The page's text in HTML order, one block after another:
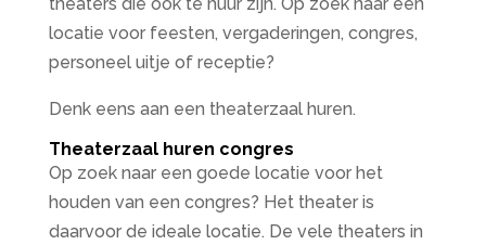
locatie voor feesten, vergaderingen, congres,
personeel uitje of receptie?
Denk eens aan een theaterzaal huren.
Theaterzaal huren congres
Op zoek naar een goede locatie voor het
houden van een congres? Het theater is
daarvoor de ideale locatie. De vele theaters in